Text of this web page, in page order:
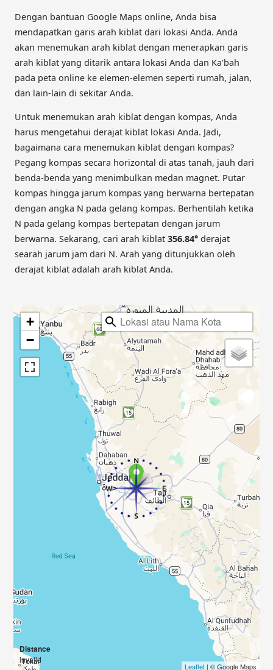
Dengan bantuan Google Maps online, Anda bisa
mendapatkan garis arah kiblat dari lokasi Anda. Anda
akan menemukan arah kiblat dengan menerapkan garis
arah kiblat yang ditarik antara lokasi Anda dan Ka'bah
pada peta online ke elemen-elemen seperti rumah, jalan,
dan lain-lain di sekitar Anda.
Untuk menemukan arah kiblat dengan kompas, Anda
harus mengetahui derajat kiblat lokasi Anda. Jadi,
bagaimana cara menemukan kiblat dengan kompas?
Pegang kompas secara horizontal di atas tanah, jauh dari
benda-benda yang menimbulkan medan magnet. Putar
kompas hingga jarum kompas yang berwarna bertepatan
dengan angka N pada gelang kompas. Berhentilah ketika
N pada gelang kompas bertepatan dengan jarum
berwarna. Sekarang, cari arah kiblat 356.84° derajat
searah jarum jam dari N. Arah yang ditunjukkan oleh
derajat kiblat adalah arah kiblat Anda.
+
−
Distance
invalid
Leaflet| © Google Maps